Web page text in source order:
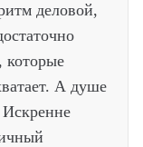
деловой,
которые
А душе